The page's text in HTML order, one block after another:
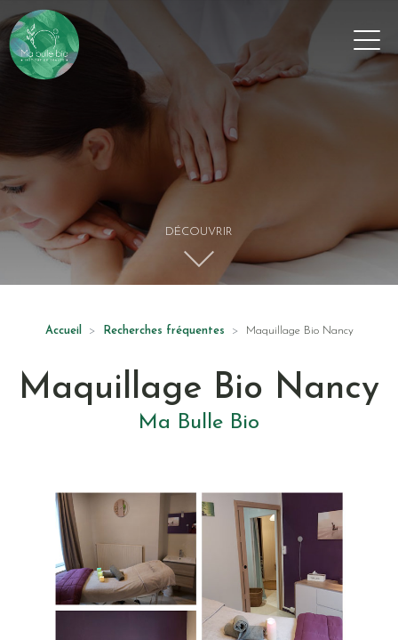
Panneau de gestion des cookies
DÉCOUVRIR
Accueil Recherches fréquentes Maquillage Bio Nancy
Maquillage Bio Nancy
Ma Bulle Bio